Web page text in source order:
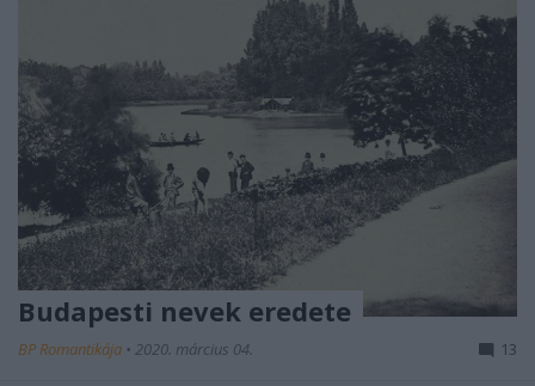
Budapesti nevek eredete
BP Romantikája • 2020. március 04. 13